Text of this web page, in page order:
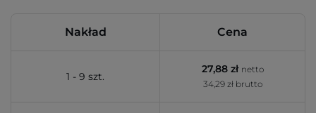
Nakład Cena
1 - 9 szt.
27,88 zł netto
34,29 zł brutto